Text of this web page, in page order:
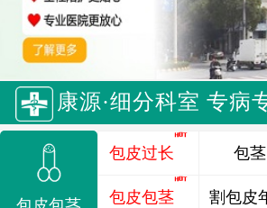
康源·细分科室 专病
包皮过长
包皮包茎
包茎
割包皮